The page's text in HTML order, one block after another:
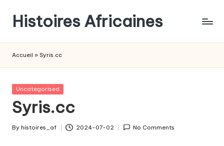
Histoires Africaines
Accueil » Syris.cc
Posted
Uncategorised
Syris.cc
Posted
By histoires_af 2024-07-02 No Comments